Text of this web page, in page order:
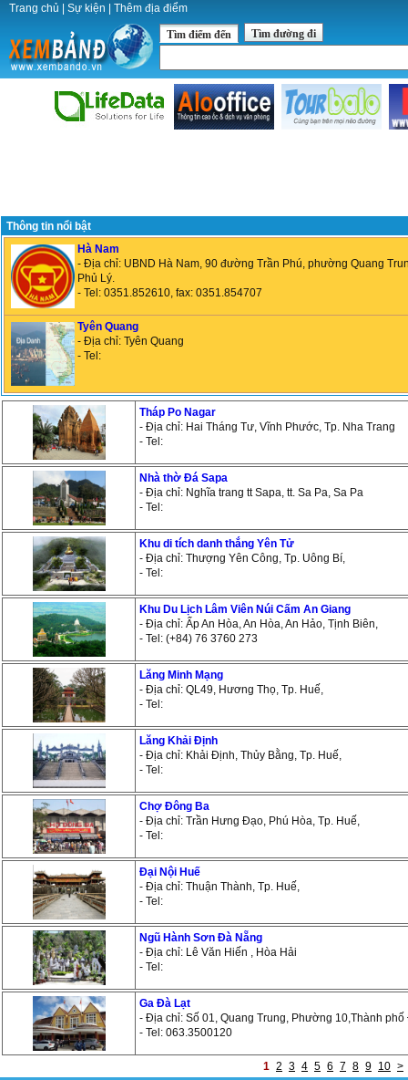
Trang chủ Sự kiện Thêm địa điểm
Tìm điểm đến Tìm đường đi
Thông tin nổi bật
Hà Nam
- Địa chỉ: UBND Hà Nam, 90 đường Trần Phú, phường Quang
Phủ Lý.
- Tel: 0351.852610, fax: 0351.854707
Tyên Quang
- Địa chỉ: Tyên Quang
- Tel:
Tháp Po Nagar
- Địa chỉ: Hai Tháng Tư, Vĩnh Phước, Tp. Nha Trang
- Tel:
Nhà thờ Đá Sapa
- Địa chỉ: Nghĩa trang tt Sapa, tt. Sa Pa, Sa Pa
- Tel:
Khu di tích danh thắng Yên Tử
- Địa chỉ: Thượng Yên Công, Tp. Uông Bí,
- Tel:
Khu Du Lịch Lâm Viên Núi Cấm An Giang
- Địa chỉ: Ấp An Hòa, An Hòa, An Hảo, Tịnh Biên,
- Tel: (+84) 76 3760 273
Lăng Minh Mạng
- Địa chỉ: QL49, Hương Thọ, Tp. Huế,
- Tel:
Lăng Khải Định
- Địa chỉ: Khải Định, Thủy Bằng, Tp. Huế,
- Tel:
Chợ Đông Ba
- Địa chỉ: Trần Hưng Đạo, Phú Hòa, Tp. Huế,
- Tel:
Đại Nội Huế
- Địa chỉ: Thuận Thành, Tp. Huế,
- Tel:
Ngũ Hành Sơn Đà Nẵng
- Địa chỉ: Lê Văn Hiến , Hòa Hải
- Tel:
Ga Đà Lạt
- Địa chỉ: Số 01, Quang Trung, Phường 10,Thành phố
- Tel: 063.3500120
1 2 3 4 5 6 7 8 9 10 >